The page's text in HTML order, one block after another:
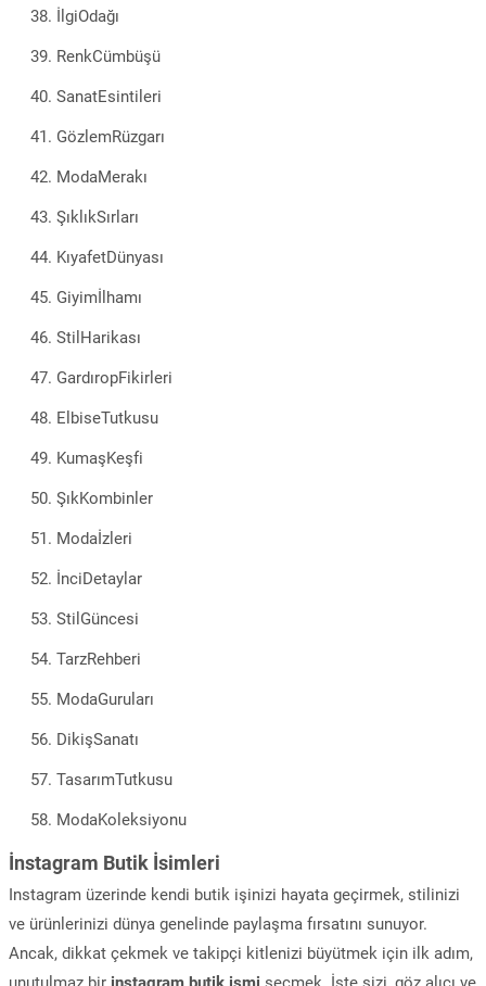
İlgiOdağı
RenkCümbüşü
SanatEsintileri
GözlemRüzgarı
ModaMerakı
ŞıklıkSırları
KıyafetDünyası
Giyimİlhamı
StilHarikası
GardıropFikirleri
ElbiseTutkusu
KumaşKeşfi
ŞıkKombinler
Modaİzleri
İnciDetaylar
StilGüncesi
TarzRehberi
ModaGuruları
DikişSanatı
TasarımTutkusu
ModaKoleksiyonu
İnstagram Butik İsimleri
Instagram üzerinde kendi butik işinizi hayata geçirmek, stilinizi
ve ürünlerinizi dünya genelinde paylaşma fırsatını sunuyor.
Ancak, dikkat çekmek ve takipçi kitlenizi büyütmek için ilk adım,